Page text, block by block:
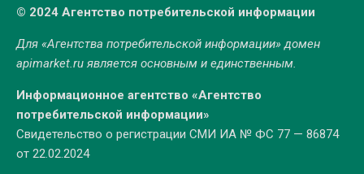
© 2024 Агентство потребительской информации
Для «Агентства потребительской информации» домен
apimarket.ruявляется основным и единственным.
Информационное агентство «Агентство
потребительской информации»
Свидетельство о регистрации СМИ ИА № ФС 77 — 86874
от 22.02.2024